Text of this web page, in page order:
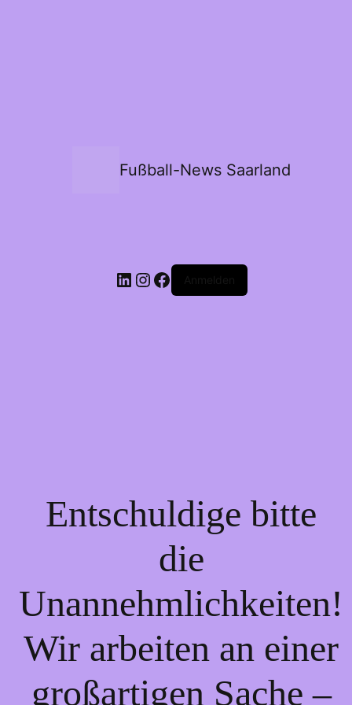
Fußball-News Saarland
Entschuldige bitte
die
Unannehmlichkeiten!
Wir arbeiten an einer
großartigen Sache –